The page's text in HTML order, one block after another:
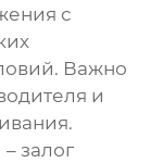
с
Важно
и
залог